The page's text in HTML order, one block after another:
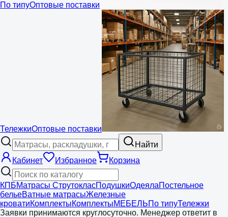
По типуОптовые поставки
ТележкиОптовые поставки
Найти
Кабинет
Избранное Корзина
КПБМатрасы СтрутокласПодушкиОдеялаПостельное
бельеВатные матрасыЖелезные
кроватиКомплектыКомплектыМЕБЕЛЬПо типуТележки
Заявки принимаются круглосуточно. Менеджер ответит в